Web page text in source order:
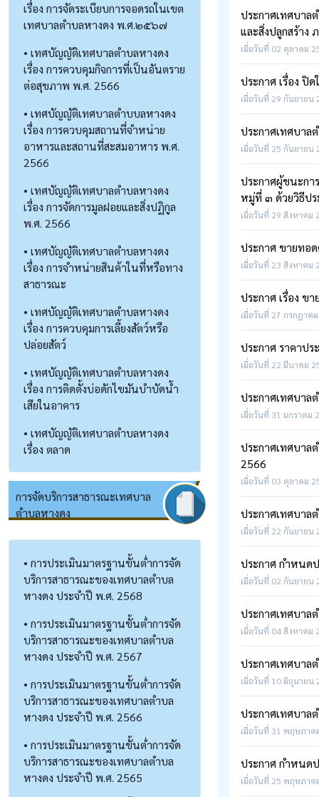
เรื่อง การจัดระเบียบการจอดรถในเขต
เทศบาลตำบลหางดง พ.ศ.๒๕๖๗
• เทศบัญญัติเทศบาลตำบลหางดง
เรื่อง การควบคุมกิจการที่เป็นอันตราย
ต่อสุขภาพ พ.ศ. 2566
• เทศบัญญัติเทศบาลตำบบลหางดง
เรื่อง การควบคุมสถานที่จำหน่าย
อาหารและสถานที่สะสมอาหาร พ.ศ.
2566
• เทศบัญญัติเทศบาลตำบลหางดง
เรื่อง การจัดการมูลฝอยและสิ่งปฏิกูล
พ.ศ. 2566
• เทศบัญญัติเทศบาลตำบลหางดง
เรื่อง การจำหน่ายสินค้าในที่หรือทาง
สาธารณะ
• เทศบัญญัติเทศบาลตำบลหางดง
เรื่อง การควบคุมการเลี้ยงสัตว์หรือ
ปล่อยสัตว์
• เทศบัญญัติเทศบาลตำบลหางดง
เรื่อง การติดตั้งบ่อดักไขมันบำบัดน้ำ
เสียในอาคาร
• เทศบัญญัติเทศบาลตำบลหางดง
เรื่อง ตลาด
การจัดบริการสาธารณะเทศบาล
ตำบลหางดง
• การประเมินมาตรฐานขั้นต่ำการจัด
บริการสาธารณะของเทศบาลตำบล
หางดง ประจำปี พ.ศ. 2568
• การประเมินมาตรฐานขั้นต่ำการจัด
บริการสาธารณะของเทศบาลตำบล
หางดง ประจำปี พ.ศ. 2567
• การประเมินมาตรฐานขั้นต่ำการจัด
บริการสาธารณะของเทศบาลตำบล
หางดง ประจำปี พ.ศ. 2566
• การประเมินมาตรฐานขั้นต่ำการจัด
บริการสาธารณะของเทศบาลตำบล
หางดง ประจำปี พ.ศ. 2565
ประกาศเทศบาล
และสิ่งปลูกสร้าง
เมื่อวันที่ 02 ตุลาคม
ประกาศ เรื่อง ปิ
เมื่อวันที่ 29 กันยายน
ประกาศเทศบาล
เมื่อวันที่ 25 กันยายน
ประกาศผู้ชนะกา
หมู่ที่ ๓ ด้วยวิธีปร
เมื่อวันที่ 29 สิงหาคม
ประกาศ ขายทอ
เมื่อวันที่ 23 สิงหาคม
ประกาศ เรื่อง ข
เมื่อวันที่ 27 กรกฎาค
ประกาศ ราคาป
เมื่อวันที่ 22 มีนาคม
ประกาศเทศบาล
เมื่อวันที่ 31 มกราคม
ประกาศเทศบาล
2566
เมื่อวันที่ 03 ตุลาคม
ประกาศเทศบาล
เมื่อวันที่ 22 กันยายน
ประกาศ กำหนด
เมื่อวันที่ 02 กันยายน
ประกาศเทศบาล
เมื่อวันที่ 04 สิงหาคม
ประกาศเทศบาล
เมื่อวันที่ 10 มิถุนายน
ประกาศเทศบาล
เมื่อวันที่ 31 พฤษภาค
ประกาศ กำหนด
เมื่อวันที่ 25 พฤษภาค